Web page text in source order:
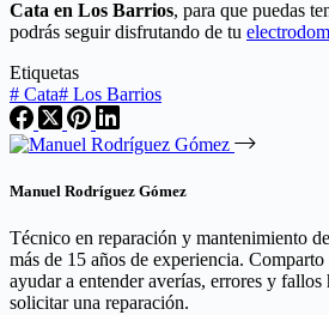
Cata en Los Barrios, para que puedas
podrás seguir disfrutando de tu
Etiquetas
# Cata# Los Barrios
Manuel Rodríguez Gómez
Técnico en reparación y mantenimiento
más de 15 años de experiencia.
ayudar a entender averías, errores y fallos
solicitar una reparación.